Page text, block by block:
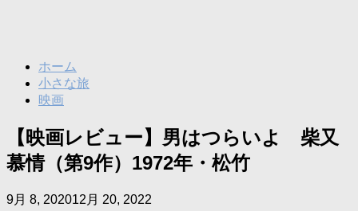
ホーム
小さな旅
映画
【映画レビュー】男はつらいよ 柴又
慕情（第9作）1972年・松竹
9月 8, 202012月 20, 2022